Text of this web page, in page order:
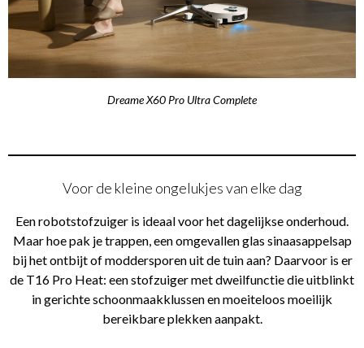
Dreame X60 Pro Ultra Complete
Voor de kleine ongelukjes van elke dag
Een robotstofzuiger is ideaal voor het dagelijkse onderhoud.
Maar hoe pak je trappen, een omgevallen glas sinaasappelsap
bij het ontbijt of moddersporen uit de tuin aan? Daarvoor is er
de T16 Pro Heat: een stofzuiger met dweilfunctie die uitblinkt
in gerichte schoonmaakklussen en moeiteloos moeilijk
bereikbare plekken aanpakt.